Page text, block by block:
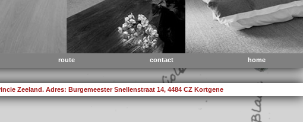
route contact home
Zeeland. Adres: Burgemeester Snellenstraat 14, 4484 CZ Kortgene